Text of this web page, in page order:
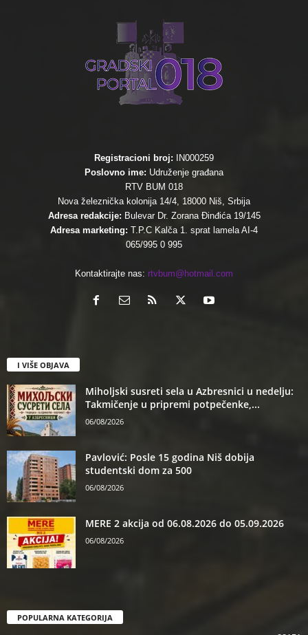
Registracioni broj:
IN000259
Poslovno ime: Udruženje građana
RTV BUM 018
Nova železnička kolonija 14/4, 18000 Niš, Srbija
Adresa redakcije: Bulevar Dr. Zorana Đinđića 19/145
Adresa marketing: T.P.C Kalča 1. sprat lamela AI-4
065/995 0 995
Kontaktirajte nas: rtvbum@hotmail.com
I VIŠE OBJAVA
Miholjski susreti sela u Azbresnici u nedelju:
Takmičenje u pripremi potpečenke,...
06/08/2026
Pavlović: Posle 15 godina Niš dobija
studentski dom za 500
06/08/2026
MERE 2 akcija od 06.08.2026 do 05.09.2026
06/08/2026
POPULARNA KATEGORIJA